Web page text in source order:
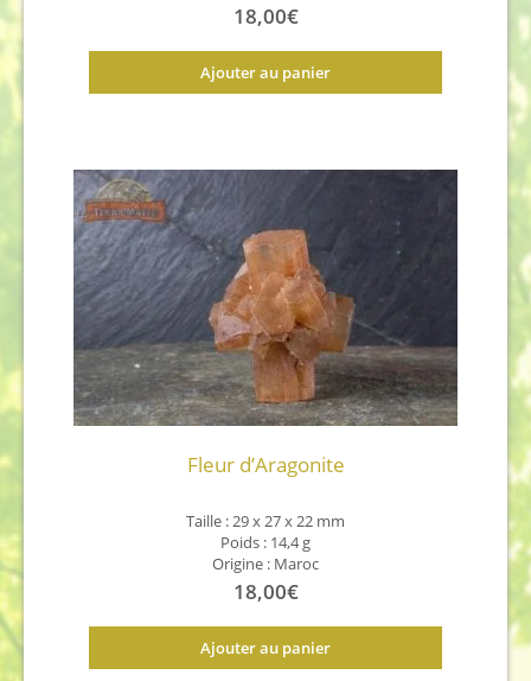
18,00€
Ajouter au panier
Fleur d’Aragonite
Taille : 29 x 27 x 22 mm
Poids : 14,4 g
Origine : Maroc
18,00€
Ajouter au panier